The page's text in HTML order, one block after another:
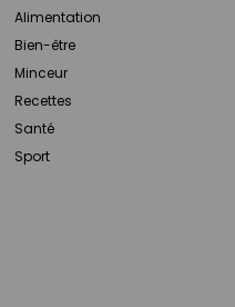
Alimentation
Bien-être
Minceur
Recettes
Santé
Sport